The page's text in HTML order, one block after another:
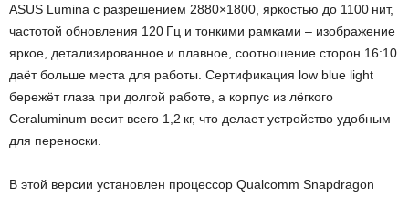
ASUS Lumina с разрешением 2880×1800, яркостью до 1100 нит,
частотой обновления 120 Гц и тонкими рамками – изображение
яркое, детализированное и плавное, соотношение сторон 16:10
даёт больше места для работы. Сертификация low blue light
бережёт глаза при долгой работе, а корпус из лёгкого
Ceraluminum весит всего 1,2 кг, что делает устройство удобным
для переноски.
В этой версии установлен процессор Qualcomm Snapdragon